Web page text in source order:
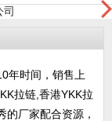
年时间，销售上
拉链,香港YKK拉
厂家配合资源，